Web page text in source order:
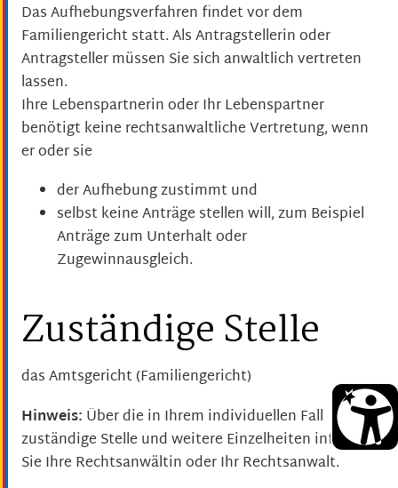
Das Aufhebungsverfahren findet vor dem
Familiengericht statt. Als Antragstellerin oder
Antragsteller müssen Sie sich anwaltlich vertreten
lassen.
Ihre Lebenspartnerin oder Ihr Lebenspartner
benötigt keine rechtsanwaltliche Vertretung, wenn
er oder sie
der Aufhebung zustimmt und
selbst keine Anträge stellen will, zum Beispiel
Anträge zum Unterhalt oder
Zugewinnausgleich.
Zuständige Stelle
das Amtsgericht (Familiengericht)
Hinweis: Über die in Ihrem individuellen Fall
zuständige Stelle und weitere Einzelheiten informiert
Sie Ihre Rechtsanwältin oder Ihr Rechtsanwalt.